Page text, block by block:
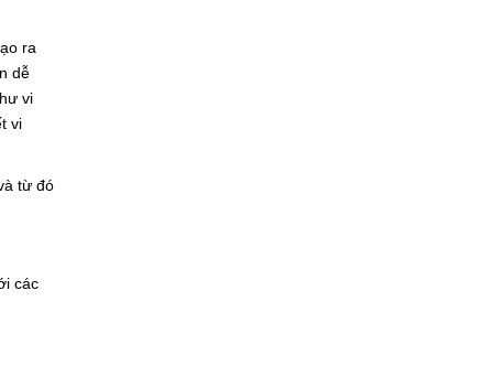
ra
dễ
vi
vi
từ đó
các